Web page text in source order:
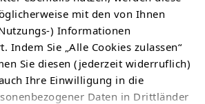
mit den von Ihnen
) Informationen
Indem Sie „Alle Cookies zulassen“
Sie diesen (jederzeit widerruflich)
Ihre Einwilligung in die
Daten in Drittländer
0800 686-1166.
bei Störungen des Erdgasnetzes
an die TEN Thüringer
& Co. KG unter folgender
0800 686-1177.